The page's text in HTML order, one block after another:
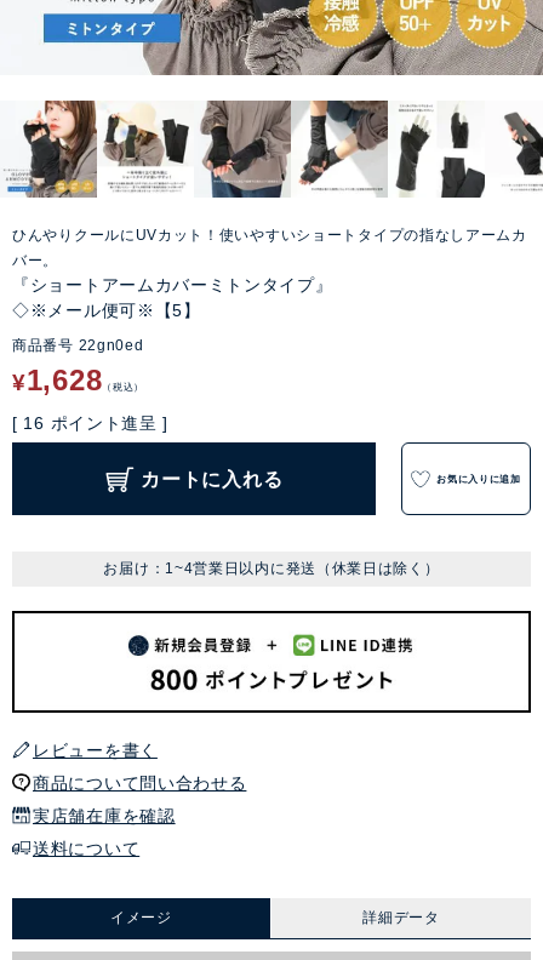
ひんやりクールにUVカット！使いやすいショートタイプの指なしアームカ
バー。
『ショートアームカバーミトンタイプ』
◇※メール便可※【5】
商品番号 22gn0ed
¥1,628 税込
[ 16 ポイント進呈 ]
カートに入れる お気に入りに追加
お届け：1~4営業日以内に発送（休業日は除く）
レビューを書く
商品について問い合わせる
実店舗在庫を確認
送料について
イメージ 詳細データ